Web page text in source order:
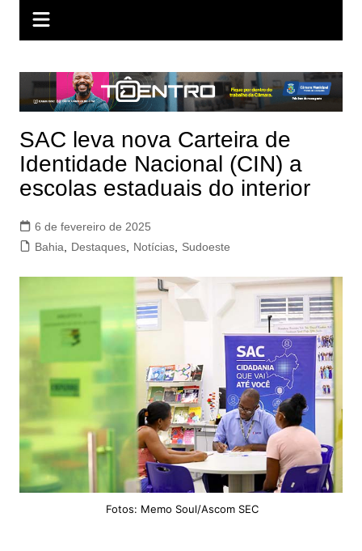
SAC leva nova Carteira de
Identidade Nacional (CIN) a
escolas estaduais do interior
6 de fevereiro de 2025
Bahia, Destaques, Notícias, Sudoeste
Fotos: Memo Soul/Ascom SEC